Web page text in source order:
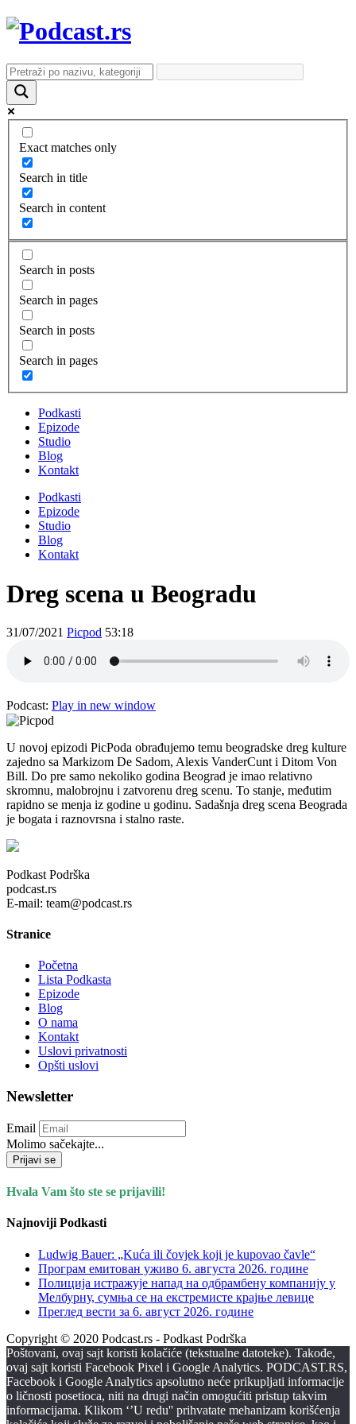
Exact matches only
Search in title
Search in content
Search in posts
Search in pages
Search in posts
Search in pages
Podkasti
Epizode
Studio
Blog
Kontakt
Podkasti
Epizode
Studio
Blog
Kontakt
Dreg scena u Beogradu
31/07/2021 Picpod 53:18
Podcast: Play in new window
U novoj epizodi PicPoda obrađujemo temu beogradske dreg kulture
zajedno sa Markizom De Sadom, Alexis VanderCunt i Ditom Von
Bill. Do pre samo nekoliko godina Beograd je imao relativno
skromnu, malobrojnu i zatvorenu dreg scenu. To stanje, međutim
rapidno se menja iz godine u godinu. Sadašnja dreg scena Beograda
je bogata i raznovrsna i stalno raste.
Podkast Podrška
podcast.rs
E-mail: team@podcast.rs
Stranice
Početna
Lista Podkasta
Epizode
Blog
O nama
Kontakt
Uslovi privatnosti
Opšti uslovi
Newsletter
Email
Molimo sačekajte...
Prijavi se
Hvala Vam što ste se prijavili!
Najnoviji Podkasti
Ludwig Bauer: „Kuća ili čovjek koji je kupovao čavle“
Програм емитован уживо 6. августа 2026. годинe
Полиција истражује напад на одбрамбену компанију у
Мелбурну, сумња се на екстремисте крајње левице
Преглед вести за 6. август 2026. године
Copyright © 2020 Podcast.rs - Podkast Podrška
Poštovani, ovaj sajt koristi kolačiće (tekstualne datoteke). Takođe,
ovaj sajt koristi Facebook Pixel i Google Analytics. PODCAST.RS,
Facebook i Google Analytics apsolutno neće prikupljati informacije
o ličnosti posetioca, niti na drugi način omogućiti pristup takvim
informacijama. Klikom ‘’U redu'' prihvatate mehanizam korišćenja